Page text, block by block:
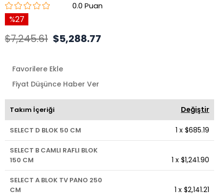
0.0
27
$7,245.61 $5,288.77
Favorilere Ekle
Fiyat Düşünce Haber Ver
Takım İçeriği Değiştir
SELECT D BLOK 50 CM 1 x $685.19
SELECT B CAMLI RAFLI BLOK
150 CM
1 x $1,241.90
SELECT A BLOK TV PANO 250
CM
1 x $2,141.21